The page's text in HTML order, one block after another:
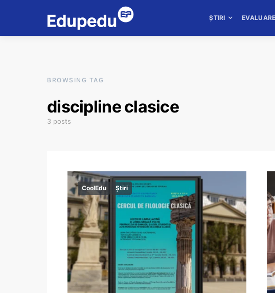
ȘTIRI
BROWSING TAG
discipline clasice
3 posts
CoolEdu Știri